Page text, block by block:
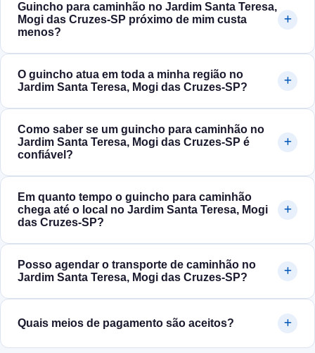
Guincho para caminhão no Jardim Santa Teresa,
Mogi das Cruzes‑SP próximo de mim custa
menos?
O guincho atua em toda a minha região no
Jardim Santa Teresa, Mogi das Cruzes‑SP?
Como saber se um guincho para caminhão no
Jardim Santa Teresa, Mogi das Cruzes‑SP é
confiável?
Em quanto tempo o guincho para caminhão
chega até o local no Jardim Santa Teresa, Mogi
das Cruzes‑SP?
Posso agendar o transporte de caminhão no
Jardim Santa Teresa, Mogi das Cruzes‑SP?
Quais meios de pagamento são aceitos?